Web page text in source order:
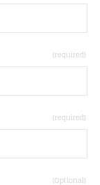
(required)
(required)
(Optional)